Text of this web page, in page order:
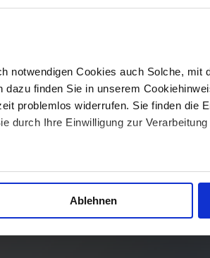
notwendigen Cookies auch Solche, mit
dazu finden Sie in unserem
problemlos widerrufen. Sie finden die
durch Ihre Einwilligung zur
Ablehnen